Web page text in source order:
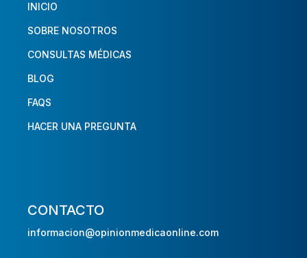
INICIO
SOBRE NOSOTROS
CONSULTAS MÉDICAS
BLOG
FAQS
HACER UNA PREGUNTA
CONTACTO
informacion@opinionmedicaonline.com